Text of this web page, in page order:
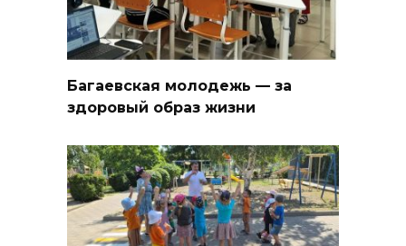
Багаевская молодежь — за
здоровый образ жизни